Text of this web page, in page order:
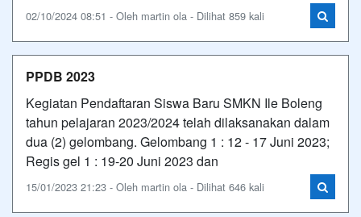
02/10/2024 08:51 - Oleh martin ola - Dilihat 859 kali
PPDB 2023
Kegiatan Pendaftaran Siswa Baru SMKN Ile Boleng
tahun pelajaran 2023/2024 telah dilaksanakan dalam
dua (2) gelombang. Gelombang 1 : 12 - 17 Juni 2023;
Regis gel 1 : 19-20 Juni 2023 dan
15/01/2023 21:23 - Oleh martin ola - Dilihat 646 kali